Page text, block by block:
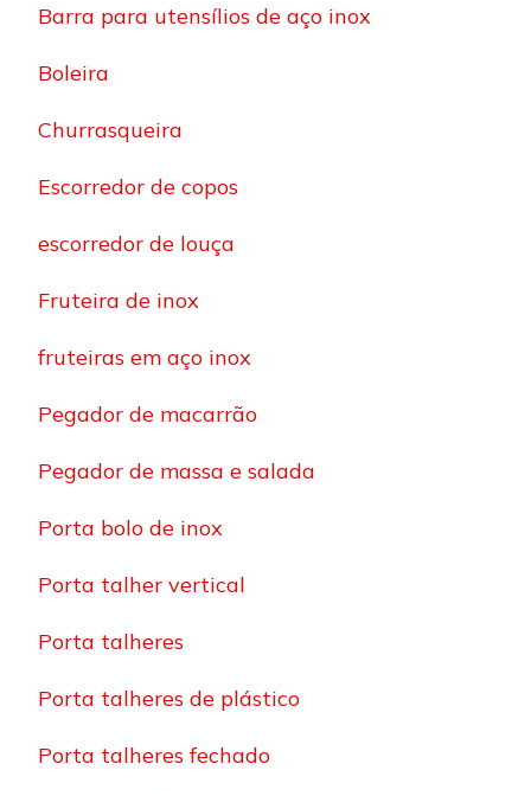
Barra para utensílios de aço inox
Boleira
Churrasqueira
Escorredor de copos
escorredor de louça
Fruteira de inox
fruteiras em aço inox
Pegador de macarrão
Pegador de massa e salada
Porta bolo de inox
Porta talher vertical
Porta talheres
Porta talheres de plástico
Porta talheres fechado